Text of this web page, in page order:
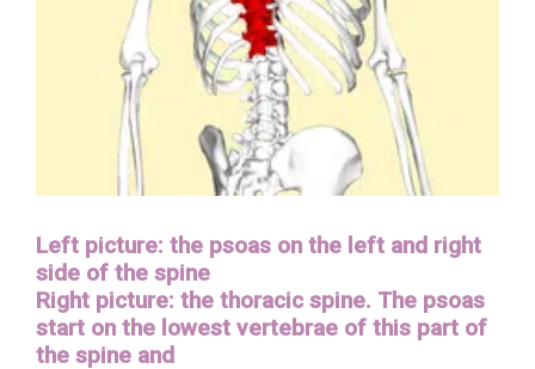
Left picture: the psoas on the left and right
side of the spine
Right picture: the thoracic spine. The psoas
start on the lowest vertebrae of this part of
the spine and